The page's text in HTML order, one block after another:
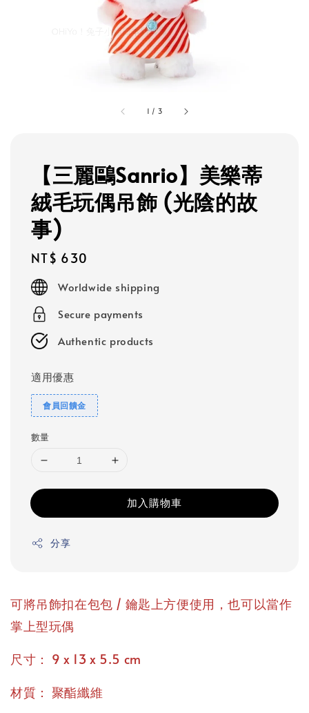
1 / 3
【三麗鷗Sanrio】美樂蒂
絨毛玩偶吊飾 (光陰的故
事)
Regular
price
NT$ 630
Worldwide shipping
Secure payments
Authentic products
適用優惠
會員回饋金
數量
加入購物車
分享
可將吊飾扣在包包 / 鑰匙上方便使用，也可以當作
掌上型玩偶
尺寸 ： 9 x 13 x 5.5 cm
材質 ： 聚酯纖維